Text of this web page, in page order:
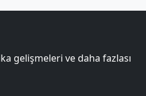
gelişmeleri ve daha fazlası